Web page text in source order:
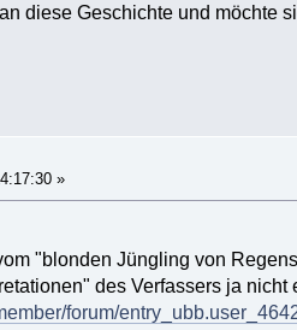
diese Geschichte und möchte
»
"blonden Jüngling von
des Verfassers ja nicht
forum/